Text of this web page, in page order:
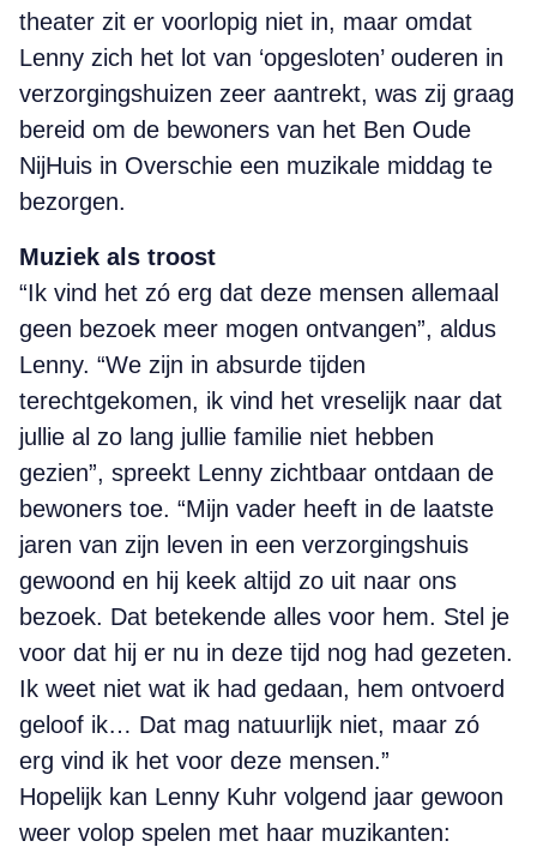
theater zit er voorlopig niet in, maar omdat
Lenny zich het lot van ‘opgesloten’ ouderen in
verzorgingshuizen zeer aantrekt, was zij graag
bereid om de bewoners van het Ben Oude
NijHuis in Overschie een muzikale middag te
bezorgen.
Muziek als troost
“Ik vind het zó erg dat deze mensen allemaal
geen bezoek meer mogen ontvangen”, aldus
Lenny. “We zijn in absurde tijden
terechtgekomen, ik vind het vreselijk naar dat
jullie al zo lang jullie familie niet hebben
gezien”, spreekt Lenny zichtbaar ontdaan de
bewoners toe. “Mijn vader heeft in de laatste
jaren van zijn leven in een verzorgingshuis
gewoond en hij keek altijd zo uit naar ons
bezoek. Dat betekende alles voor hem. Stel je
voor dat hij er nu in deze tijd nog had gezeten.
Ik weet niet wat ik had gedaan, hem ontvoerd
geloof ik… Dat mag natuurlijk niet, maar zó
erg vind ik het voor deze mensen.”
Hopelijk kan Lenny Kuhr volgend jaar gewoon
weer volop spelen met haar muzikanten: